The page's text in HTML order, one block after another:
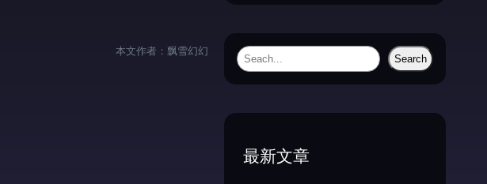
本文作者： 飘雪幻幻
S
e
Search
最新文章